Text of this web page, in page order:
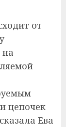
от
на
цепочек
Ева